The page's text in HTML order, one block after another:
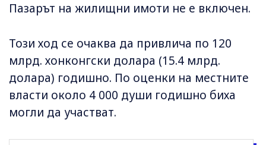
Пазарът на жилищни имоти не е включен.
Този ход се очаква да привлича по 120
млрд. хонконгски долара (15.4 млрд.
долара) годишно. По оценки на местните
власти около 4 000 души годишно биха
могли да участват.